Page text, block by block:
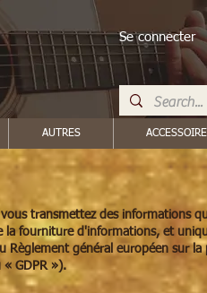
Se connecter
AUTRES
transmettez des informations
la fourniture d'informations, et
général européen sur la
GDPR »).